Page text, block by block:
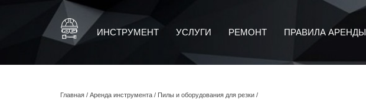
ИНСТРУМЕНТ УСЛУГИ РЕМОНТ ПРАВИЛА АРЕНДЫ
Главная / Аренда инструмента / Пилы и оборудования для резки /